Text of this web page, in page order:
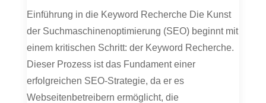
Einführung in die Keyword Recherche Die Kunst
der Suchmaschinenoptimierung (SEO) beginnt mit
einem kritischen Schritt: der Keyword Recherche.
Dieser Prozess ist das Fundament einer
erfolgreichen SEO-Strategie, da er es
Webseitenbetreibern ermöglicht, die